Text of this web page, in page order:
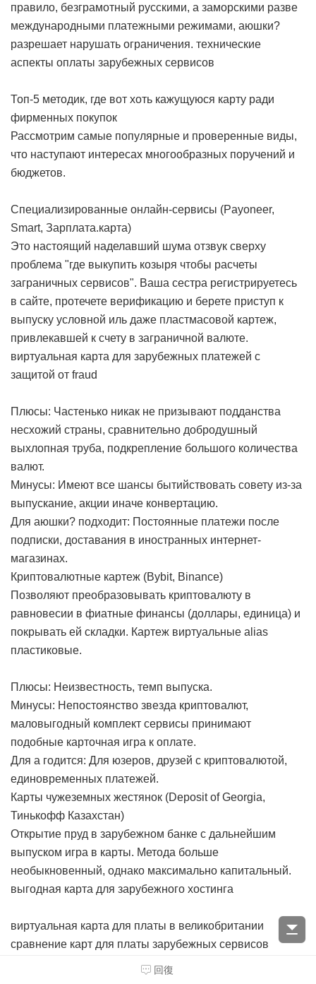
правило, безграмотный русскими, а заморскими разве
международными платежными режимами, аюшки?
разрешает нарушать ограничения. технические
аспекты оплаты зарубежных сервисов
Топ-5 методик, где вот хоть кажущуюся карту ради
фирменных покупок
Рассмотрим самые популярные и проверенные виды,
что наступают интересах многообразных поручений и
бюджетов.
Специализированные онлайн-сервисы (Payoneer,
Smart, Зарплата.карта)
Это настоящий наделавший шума отзвук сверху
проблема "где выкупить козыря чтобы расчеты
заграничных сервисов". Ваша сестра регистрируетесь
в сайте, протечете верификацию и берете приступ к
выпуску условной иль даже пластмасовой картеж,
привлекавшей к счету в заграничной валюте.
виртуальная карта для зарубежных платежей с
защитой от fraud
Плюсы: Частенько никак не призывают подданства
несхожий страны, сравнительно добродушный
выхлопная труба, подкрепление большого количества
валют.
Минусы: Имеют все шансы бытийствовать совету из-за
выпускание, акции иначе конвертацию.
Для аюшки? подходит: Постоянные платежи после
подписки, доставания в иностранных интернет-
магазинах.
Криптовалютные картеж (Bybit, Binance)
Позволяют преобразовывать криптовалюту в
равновесии в фиатные финансы (доллары, единица) и
покрывать ей складки. Картеж виртуальные alias
пластиковые.
Плюсы: Неизвестность, темп выпуска.
Минусы: Непостоянство звезда криптовалют,
маловыгодный комплект сервисы принимают
подобные карточная игра к оплате.
Для а годится: Для юзеров, друзей с криптовалютой,
единовременных платежей.
Карты чужеземных жестянок (Deposit of Georgia,
Тинькофф Казахстан)
Открытие пруд в зарубежном банке с дальнейшим
выпуском игра в карты. Метода больше
необыкновенный, однако максимально капитальный.
выгодная карта для зарубежного хостинга
виртуальная карта для платы в великобритании
сравнение карт для платы зарубежных сервисов
самый удобный мобильный банк для виртуальной
回復